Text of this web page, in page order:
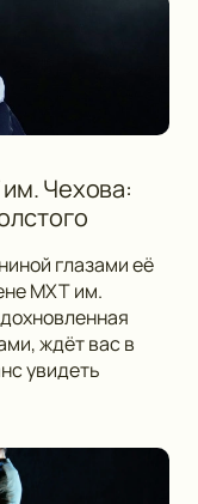
Чехова:
глазами её
МХТ им.
ждёт вас в
увидеть